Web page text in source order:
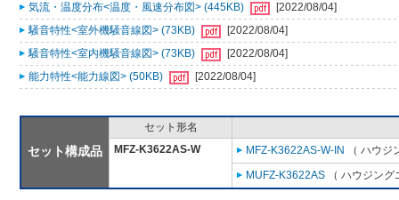
気流・温度分布<温度・風速分布図> (445KB)
[2022/08/04]
騒音特性<室外機騒音線図> (73KB)
[2022/08/04]
騒音特性<室内機騒音線図> (73KB)
[2022/08/04]
能力特性<能力線図> (50KB)
[2022/08/04]
セット構成品
セット形名
MFZ-K3622AS-W
MFZ-K3622AS-W-IN
（ ハウジ
MUFZ-K3622AS （ ハウジン